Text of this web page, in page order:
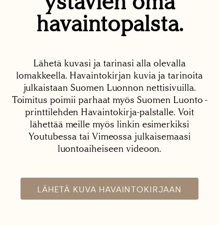
havaintopalsta.
Lähetä kuvasi ja tarinasi alla olevalla
lomakkeella. Havaintokirjan kuvia ja tarinoita
julkaistaan Suomen Luonnon nettisivuilla.
Toimitus poimii parhaat myös Suomen Luonto -
printtilehden Havaintokirja-palstalle. Voit
lähettää meille myös linkin esimerkiksi
Youtubessa tai Vimeossa julkaisemaasi
luontoaiheiseen videoon.
LÄHETÄ KUVA HAVAINTOKIRJAAN